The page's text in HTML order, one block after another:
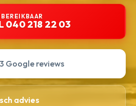
BEREIKBAAR
040 218 22 03
Google reviews
advies